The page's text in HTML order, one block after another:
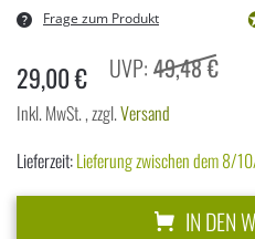
der
springen
Frage zum Produkt
29,00 € 49,48 €
Inkl. MwSt.,zzgl.Versand
Lieferzeit:Lieferung zwischen dem 8/
IN DEN